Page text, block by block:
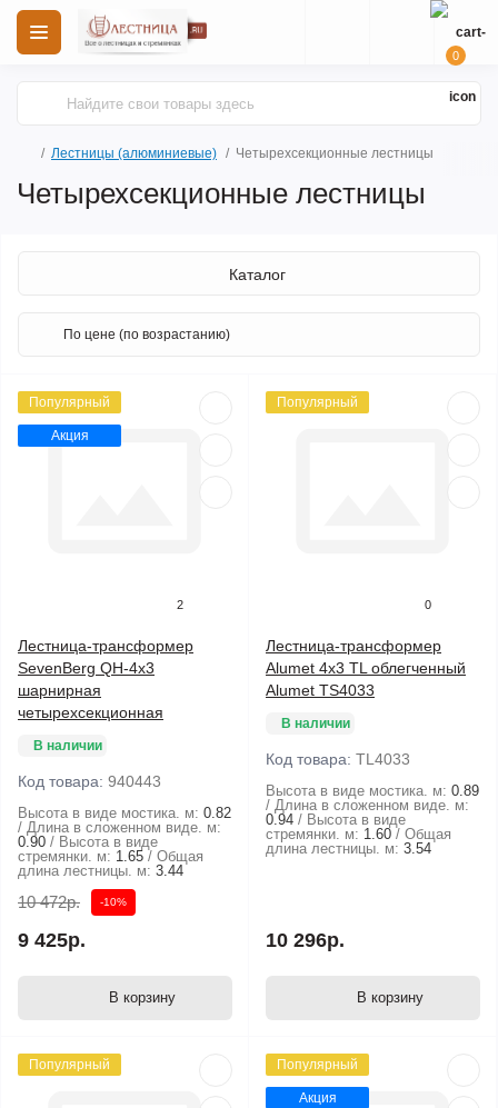
0
Лестницы (алюминиевые) Четырехсекционные лестницы
Четырехсекционные лестницы
Каталог
Популярный
Акция
2
Лестница-трансформер
SevenBerg QH-4х3
шарнирная
четырехсекционная
В наличии
Код товара: 940443
Высота в виде мостика. м: 0.82
Длина в сложенном виде. м:
0.90
Высота в виде
стремянки. м: 1.65
Общая
длина лестницы. м: 3.44
10 472р. -10%
9 425р.
В корзину
Популярный
0
Лестница-трансформер
Alumet 4х3 TL облегченный
Alumet TS4033
В наличии
Код товара: TL4033
Высота в виде мостика. м: 0.89
Длина в сложенном виде. м:
0.94
Высота в виде
стремянки. м: 1.60
Общая
длина лестницы. м: 3.54
10 296р.
В корзину
Популярный Популярный
Акция